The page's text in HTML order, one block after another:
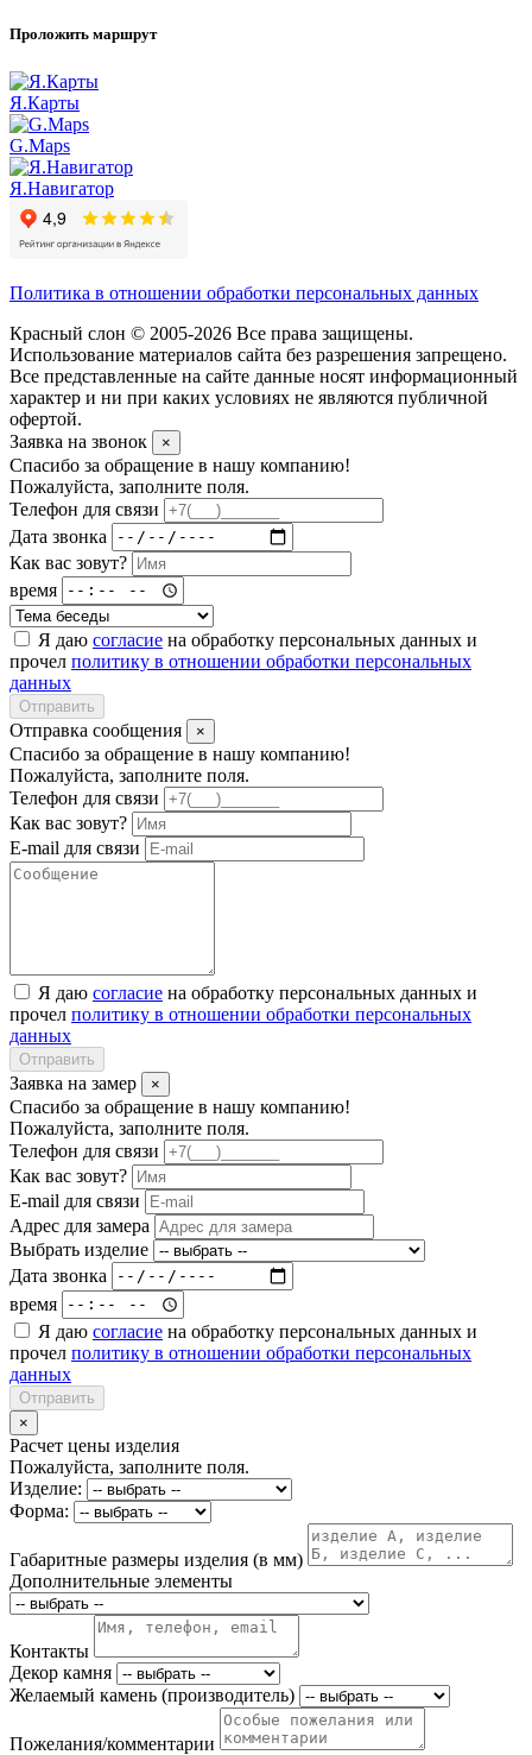
Проложить маршрут
Я.Карты
G.Maps
Я.Навигатор
Политика в отношении обработки персональных данных
Красный слон © 2005-2026 Все права защищены.
Использование материалов сайта без разрешения запрещено.
Все представленные на сайте данные носят информационный
характер и ни при каких условиях не являются публичной
офертой.
Заявка на звонок
×
Спасибо за обращение в нашу компанию!
Пожалуйста, заполните поля.
Телефон для связи
Дата звонка
Как вас зовут?
время
Я даю согласие на обработку персональных данных и
прочел политику в отношении обработки персональных
данных
Отправить
Отправка сообщения ×
Спасибо за обращение в нашу компанию!
Пожалуйста, заполните поля.
Телефон для связи
Как вас зовут?
E-mail для связи
Я даю согласие на обработку персональных данных и
прочел политику в отношении обработки персональных
данных
Отправить
Заявка на замер ×
Спасибо за обращение в нашу компанию!
Пожалуйста, заполните поля.
Телефон для связи
Как вас зовут?
E-mail для связи
Адрес для замера
Выбрать изделие
Дата звонка
время
Я даю согласие на обработку персональных данных и
прочел политику в отношении обработки персональных
данных
Отправить
×
Расчет цены изделия
Пожалуйста, заполните поля.
Изделие:
Форма:
Габаритные размеры изделия (в мм)
Дополнительные элементы
Контакты
Декор камня
Желаемый камень (производитель)
Пожелания/комментарии